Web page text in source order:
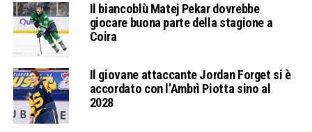
Il biancoblù Matej Pekar dovrebbe
giocare buona parte della stagione a
Coira
Il giovane attaccante Jordan Forget si è
accordato con l’Ambrì Piotta sino al
2028